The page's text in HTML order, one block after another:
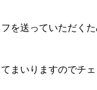
を送っていただく
まいりますのでチェ